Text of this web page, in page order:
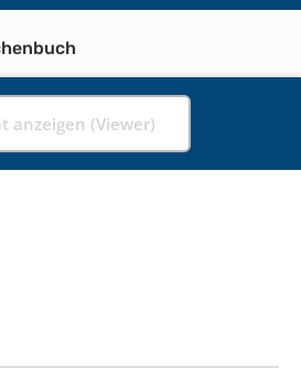
anzeigen (Viewer)